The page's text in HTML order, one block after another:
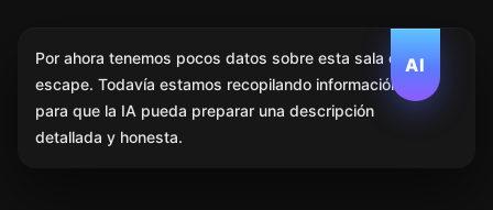
AI
Por ahora tenemos pocos datos sobre esta sala de
escape. Todavía estamos recopilando información
para que la IA pueda preparar una descripción
detallada y honesta.